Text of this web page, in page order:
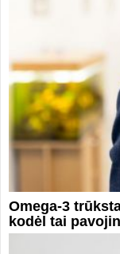
Omega-3
kodėl tai